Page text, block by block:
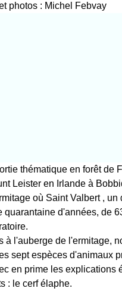
photos : Michel Febvay
thématique en forêt de
Leister en Irlande à
où Saint Valbert ,
quarantaine d'années, de
à l'auberge de l'ermitage,
sept espèces d'animaux
en prime les
: le cerf élaphe.